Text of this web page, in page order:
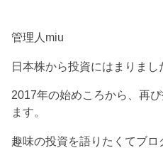
管理人miu
日本株から投資にはまりまし
2017年の始めころから、再
ます。
趣味の投資を語りたくてブ